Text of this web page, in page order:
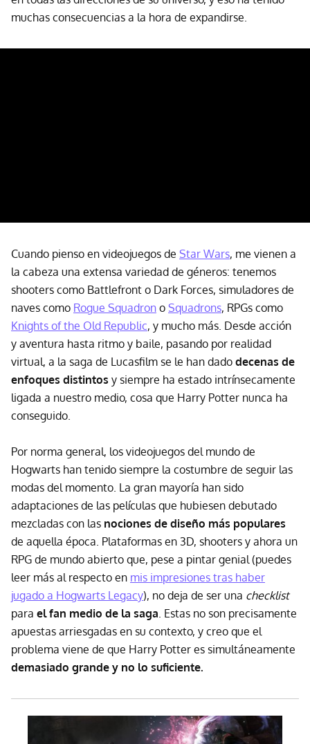
muchas consecuencias a la hora de expandirse.
Cuando pienso en videojuegos de Star Wars, me vienen a
la cabeza una extensa variedad de géneros: tenemos
shooters como Battlefront o Dark Forces, simuladores de
naves como Rogue Squadron o Squadrons, RPGs como
Knights of the Old Republic, y mucho más. Desde acción
y aventura hasta ritmo y baile, pasando por realidad
virtual, a la saga de Lucasfilm se le han dado decenas de
enfoques distintos y siempre ha estado intrínsecamente
ligada a nuestro medio, cosa que Harry Potter nunca ha
conseguido.
Por norma general, los videojuegos del mundo de
Hogwarts han tenido siempre la costumbre de seguir las
modas del momento. La gran mayoría han sido
adaptaciones de las películas que hubiesen debutado
mezcladas con las nociones de diseño más populares
de aquella época. Plataformas en 3D, shooters y ahora un
RPG de mundo abierto que, pese a pintar genial (puedes
leer más al respecto en mis impresiones tras haber
jugado a Hogwarts Legacy), no deja de ser una checklist
para el fan medio de la saga . Estas no son precisamente
apuestas arriesgadas en su contexto, y creo que el
problema viene de que Harry Potter es simultáneamente
demasiado grande y no lo suficiente.